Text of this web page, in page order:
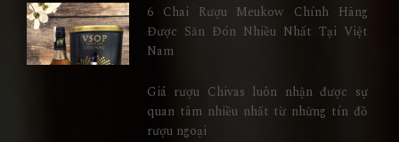
6 Chai Rượu Meukow Chính Hãng
Được Săn Đón Nhiều Nhất Tại Việt
Nam
Giá rượu Chivas luôn nhận được sự
quan tâm nhiều nhất từ những tín đồ
rượu ngoại